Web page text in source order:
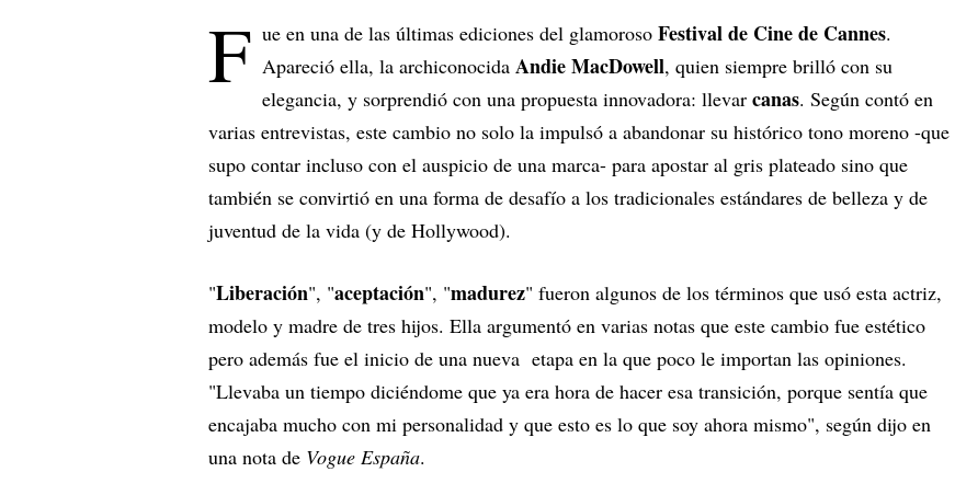
F ue en una de las últimas ediciones del glamoroso Festival de Cine de Cannes.
Apareció ella, la archiconocida Andie MacDowell, quien siempre brilló con su
elegancia, y sorprendió con una propuesta innovadora: llevar canas. Según contó en
varias entrevistas, este cambio no solo la impulsó a abandonar su histórico tono moreno -que
supo contar incluso con el auspicio de una marca- para apostar al gris plateado sino que
también se convirtió en una forma de desafío a los tradicionales estándares de belleza y de
juventud de la vida (y de Hollywood).
"Liberación", "aceptación", "madurez" fueron algunos de los términos que usó esta actriz,
modelo y madre de tres hijos. Ella argumentó en varias notas que este cambio fue estético
pero además fue el inicio de una nueva etapa en la que poco le importan las opiniones.
"Llevaba un tiempo diciéndome que ya era hora de hacer esa transición, porque sentía que
encajaba mucho con mi personalidad y que esto es lo que soy ahora mismo", según dijo en
una nota de Vogue España.